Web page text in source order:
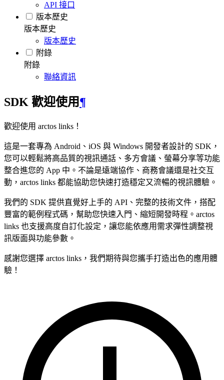
API 接口
版本歷史
版本歷史
版本歷史
附錄
附錄
聯絡資訊
SDK 歡迎使用¶
歡迎使用 arctos links！
這是一套專為 Android、iOS 與 Windows 開發者設計的 SDK，
您可以輕鬆將高品質的視訊通話、多方會議、螢幕分享等功能
整合進您的 App 中。不論是遠端協作、商務會議還是社交互
動，arctos links 都能協助您快速打造穩定又流暢的視訊體驗。
我們的 SDK 提供直覺好上手的 API、完整的技術文件，搭配
豐富的範例程式碼，幫助您快速入門、縮短開發時程。arctos
links 也支援高度自訂化設定，讓您能依應用需求彈性調整視
訊版面與功能參數。
感謝您選擇 arctos links，我們期待與您攜手打造出色的應用體
驗！